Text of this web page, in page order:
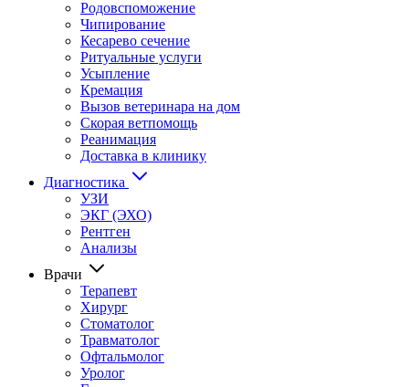
Родовспоможение
Чипирование
Кесарево сечение
Ритуальные услуги
Усыпление
Кремация
Вызов ветеринара на дом
Скорая ветпомощь
Реанимация
Доставка в клинику
Диагностика
УЗИ
ЭКГ (ЭХО)
Рентген
Анализы
Врачи
Терапевт
Хирург
Стоматолог
Травматолог
Офтальмолог
Уролог